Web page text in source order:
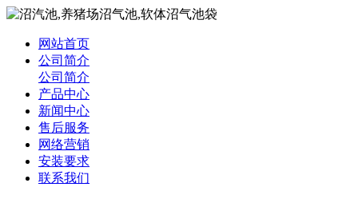
网站首页
公司简介
公司简介
产品中心
新闻中心
售后服务
网络营销
安装要求
联系我们